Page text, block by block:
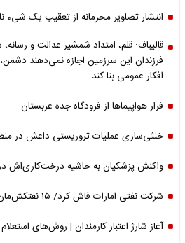
انتشار تصاویر محرمانه از تعقیب یک شیء
قالیباف: قلم، امتداد شمشیر عدالت و
فرزندان این سرزمین اجازه نمی‌دهند
افکار عمومی بنا کند
فرار هواپیماها از فرودگاه جده عربستان
خنثی‌سازی عملیات تروریستی داعش در
واکنش پزشکیان به حاشیه درخت‌کاری‌اش
شرکت نفتی امارات فاش کرد/ ۱۵ نفتکش‌مان منفجر شد
آغاز شارژ اعتبار کارمندان | روش‌های